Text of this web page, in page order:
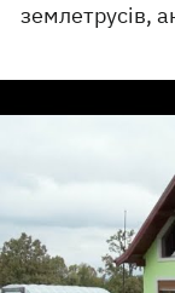
землетрусів,